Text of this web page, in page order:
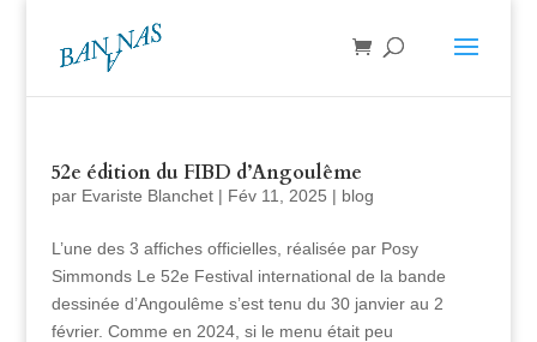
52e édition du FIBD d’Angoulême
par Evariste Blanchet| Fév 11, 2025 | blog
L’une des 3 affiches officielles, réalisée par Posy
Simmonds Le 52e Festival international de la bande
dessinée d’Angoulême s’est tenu du 30 janvier au 2
février. Comme en 2024, si le menu était peu